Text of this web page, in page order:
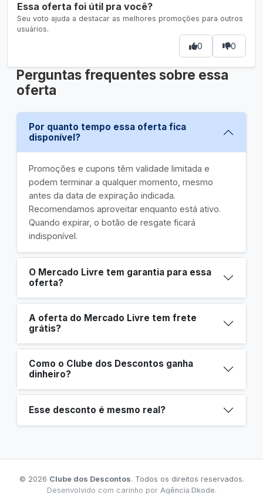
Essa oferta foi útil pra você?
Seu voto ajuda a destacar as melhores promoções para outros
usuários.
0 0
Perguntas frequentes sobre essa
oferta
Por quanto tempo essa oferta fica
disponível?
Promoções e cupons têm validade limitada e
podem terminar a qualquer momento, mesmo
antes da data de expiração indicada.
Recomendamos aproveitar enquanto está ativo.
Quando expirar, o botão de resgate ficará
indisponível.
O Mercado Livre tem garantia para essa
oferta?
A oferta do Mercado Livre tem frete
grátis?
Como o Clube dos Descontos ganha
dinheiro?
Esse desconto é mesmo real?
© 2026 Clube dos Descontos. Todos os direitos reservados.
Desenvolvido com carinho por Agência Dkode.